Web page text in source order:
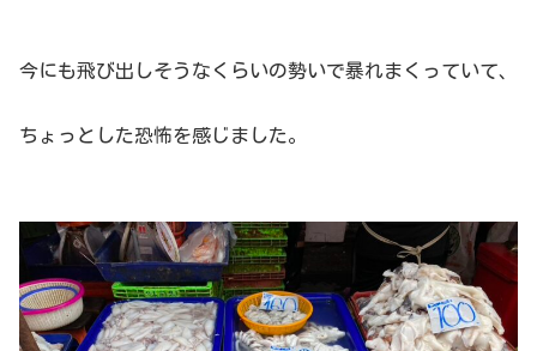
今にも飛び出しそうなくらいの勢いで暴れまくっていて、
ちょっとした恐怖を感じました。